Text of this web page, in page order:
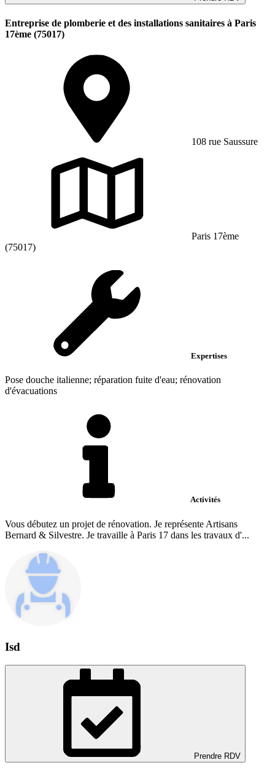
Entreprise de plomberie et des installations sanitaires à Paris
17ème (75017)
108 rue Saussure
Paris 17ème
(75017)
Expertises
Pose douche italienne; réparation fuite d'eau; rénovation
d'évacuations
Activités
Vous débutez un projet de rénovation. Je représente Artisans
Bernard & Silvestre. Je travaille à Paris 17 dans les travaux d'...
Isd
Prendre RDV